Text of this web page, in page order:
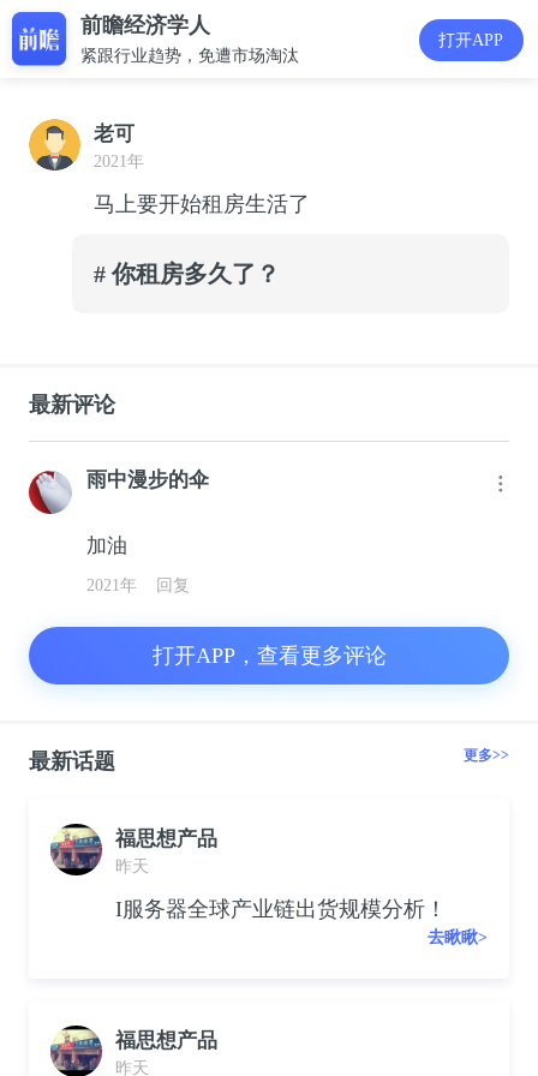
前瞻经济学人
紧跟行业趋势，免遭市场淘汰
打开APP
老可
2021年
马上要开始租房生活了
# 你租房多久了？
最新评论
雨中漫步的伞
加油
2021年 回复
打开APP，查看更多评论
最新话题 更多>>
福思想产品
昨天
I服务器全球产业链出货规模分析！
去瞅瞅>
福思想产品
昨天